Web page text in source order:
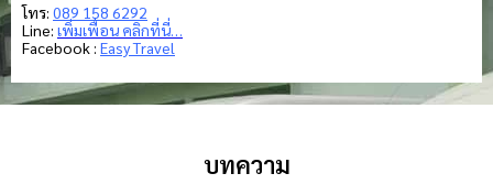
โทร: 089 158 6292
Line: เพิ่มเพื่อน คลิกที่นี่…
Facebook : Easy Travel
บทความ